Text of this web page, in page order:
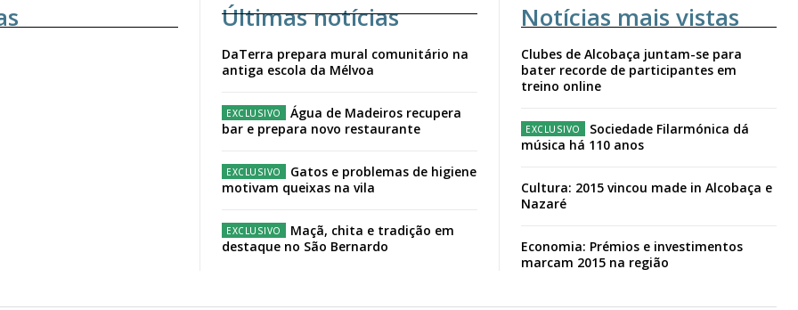
Últimas notícias
DaTerra prepara mural comunitário na
antiga escola da Mélvoa
Água de Madeiros recupera
bar e prepara novo restaurante
Gatos e problemas de higiene
motivam queixas na vila
Maçã, chita e tradição em
destaque no São Bernardo
Notícias mais vistas
Clubes de Alcobaça juntam-se para
bater recorde de participantes em
treino online
Sociedade Filarmónica dá
música há 110 anos
Cultura: 2015 vincou made in Alcobaça e
Nazaré
Economia: Prémios e investimentos
marcam 2015 na região